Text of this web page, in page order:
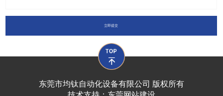
立即提交
东莞市均钛自动化设备有限公司 版权所有